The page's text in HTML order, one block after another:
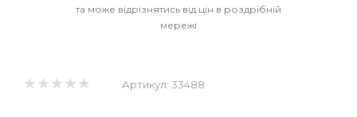
та може відрізнятись від цін в роздрібній
мережі
Артикул: 33488